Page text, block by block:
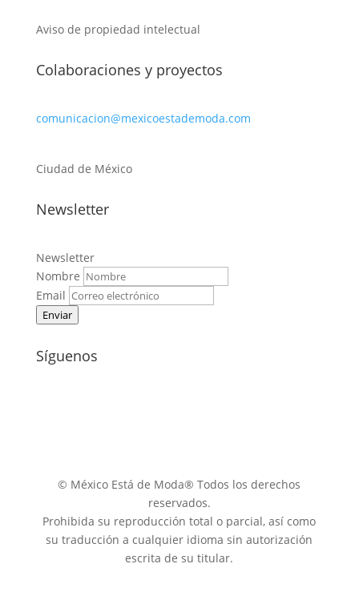
Aviso de propiedad intelectual
Colaboraciones y proyectos
comunicacion@mexicoestademoda.com
Ciudad de México
Newsletter
Newsletter
Nombre
Email
Enviar
Síguenos
© México Está de Moda® Todos los derechos
reservados.
Prohibida su reproducción total o parcial, así como
su traducción a cualquier idioma sin autorización
escrita de su titular.